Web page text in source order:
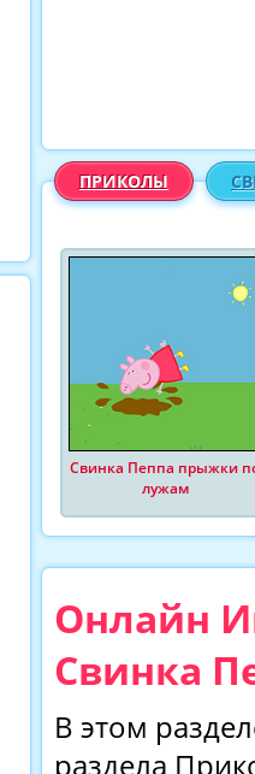
ПРИКОЛЫ
Свинка Пеппа прыжки
лужам
Онлайн
Свинка
В этом
раздела